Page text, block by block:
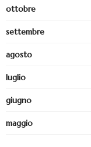
ottobre
settembre
agosto
luglio
giugno
maggio